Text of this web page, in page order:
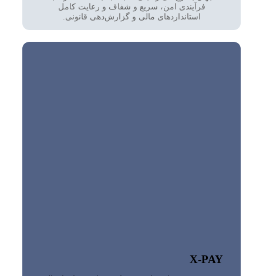
فرآیندی امن، سریع و شفاف و رعایت کامل
استانداردهای مالی و گزارش‌دهی قانونی.
X-PAY